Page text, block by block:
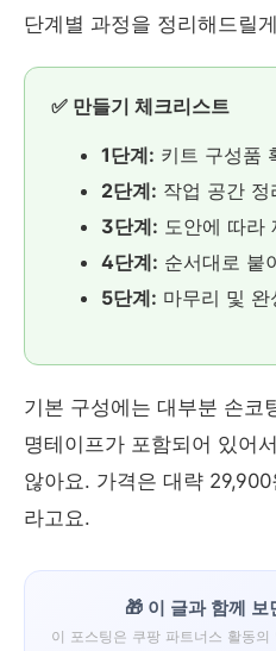
단계별 과정을 정리해드릴
✅ 만들기 체크리스트
1단계: 키트 구성품
2단계: 작업 공간 정
3단계: 도안에 따라
4단계: 순서대로 붙
5단계: 마무리 및 완
기본 구성에는 대부분 손코
명테이프가 포함되어 있어
않아요. 가격은 대략
라고요.
🎁 이 글과 함께
이 포스팅은 쿠팡 파트너스 활동